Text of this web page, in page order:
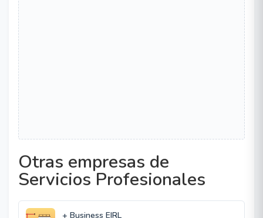
Otras empresas de
Servicios Profesionales
+ Business EIRL